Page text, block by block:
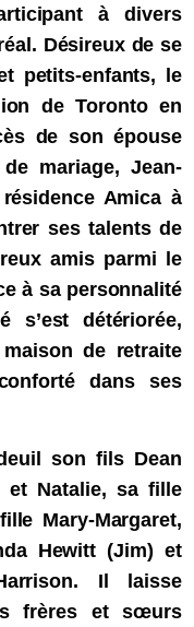
à divers
Désireux de se
petits-enfants, le
de Toronto en
de son épouse
mariage, Jean-
Amica à
ses talents de
amis parmi le
à sa personnalité
s’est détériorée,
de retraite
dans ses
son fils Dean
et Natalie, sa fille
Mary-Margaret,
Hewitt (Jim) et
Il laisse
frères et sœurs